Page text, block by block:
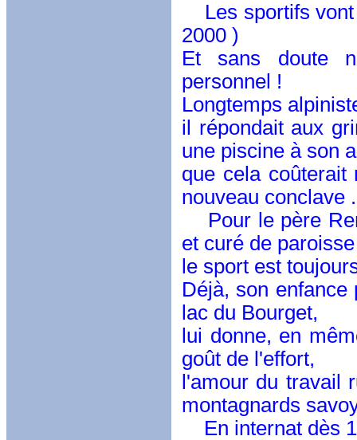
Les sportifs vont
2000 )
Et sans doute
personnel !
Longtemps
il répondait aux
une piscine à son
que cela coûterait
nouveau conclave
Pour le père
et curé de
le sport est
Déjà, son
lac du Bourget,
lui donne, en
goût de l'effort,
l'amour du travail
montagnards
En internat dès